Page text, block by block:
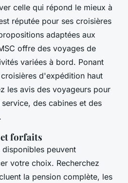
celle qui répond le mieux à
réputée pour ses croisières
adaptées aux
offre des voyages de
variées à bord. Ponant
d'expédition haut
les avis des voyageurs pour
des cabines et des
forfaits
peuvent
votre choix. Recherchez
la pension complète, les